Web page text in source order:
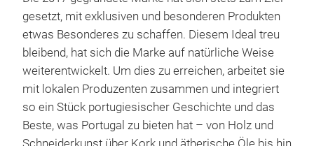
gesetzt, mit exklusiven und besonderen Produkten
etwas Besonderes zu schaffen. Diesem Ideal treu
bleibend, hat sich die Marke auf natürliche Weise
weiterentwickelt. Um dies zu erreichen, arbeitet sie
mit lokalen Produzenten zusammen und integriert
so ein Stück portugiesischer Geschichte und das
Beste, was Portugal zu bieten hat – von Holz und